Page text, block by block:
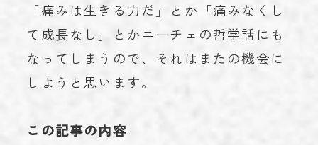
「痛みは生きる力だ」とか「痛みなくし
て成長なし」とかニーチェの哲学話にも
なってしまうので、それはまたの機会に
しようと思います。
この記事の内容